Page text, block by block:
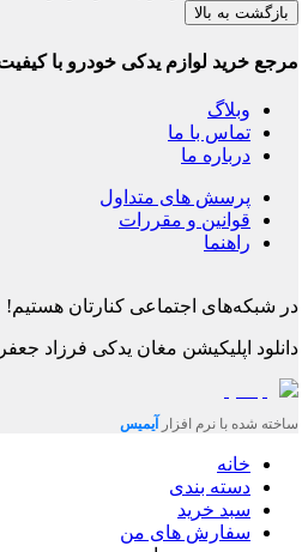
بازگشت به بالا
مرجع خرید لوازم یدکی خودرو با
وبلاگ
تماس با ما
درباره ما
پرسش های متداول
قوانین و مقررات
راهنما
در شبکه‌های اجتماعی کنارتان هستیم!
دانلود اپلیکیشن مغان یدکی فرزاد
ساخته شده با نرم افزار آیمیس
خانه
دسته بندی
سبد خرید
سفارش های من